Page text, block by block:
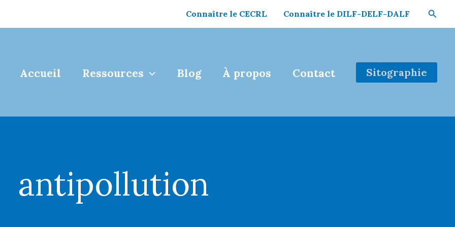
Connaître le CECRL Connaître le DILF-DELF-DALF
Accueil Ressources Blog À propos Contact Sitographie
antipollution